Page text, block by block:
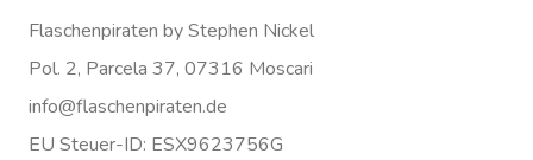
Flaschenpiraten by Stephen Nickel
Pol. 2, Parcela 37, 07316 Moscari
info@flaschenpiraten.de
EU Steuer-ID: ESX9623756G